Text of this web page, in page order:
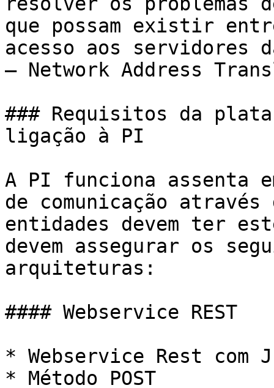
que possam existir
acesso aos servidores
– Network Address
### Requisitos da
ligação à PI
A PI funciona assenta
de comunicação através
entidades devem ter
devem assegurar os
arquiteturas:
#### Webservice REST
* Webservice Rest com
* Método POST